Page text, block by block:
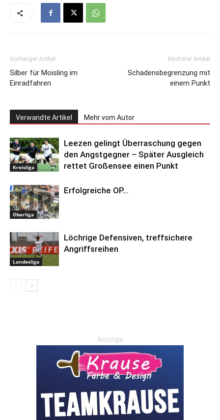
Vorheriger Artikel
Silber für Moisling im
Einradfahren
Nächster Artikel
Schadensbegrenzung mit
einem Punkt
Verwandte Artikel Mehr vom Autor
Kreisliga
Leezen gelingt Überraschung gegen
den Angstgegner – Später Ausgleich
rettet Großensee einen Punkt
Oberliga
Erfolgreiche OP…
Landesliga
Löchrige Defensiven, treffsichere
Angriffsreihen
Anzeige